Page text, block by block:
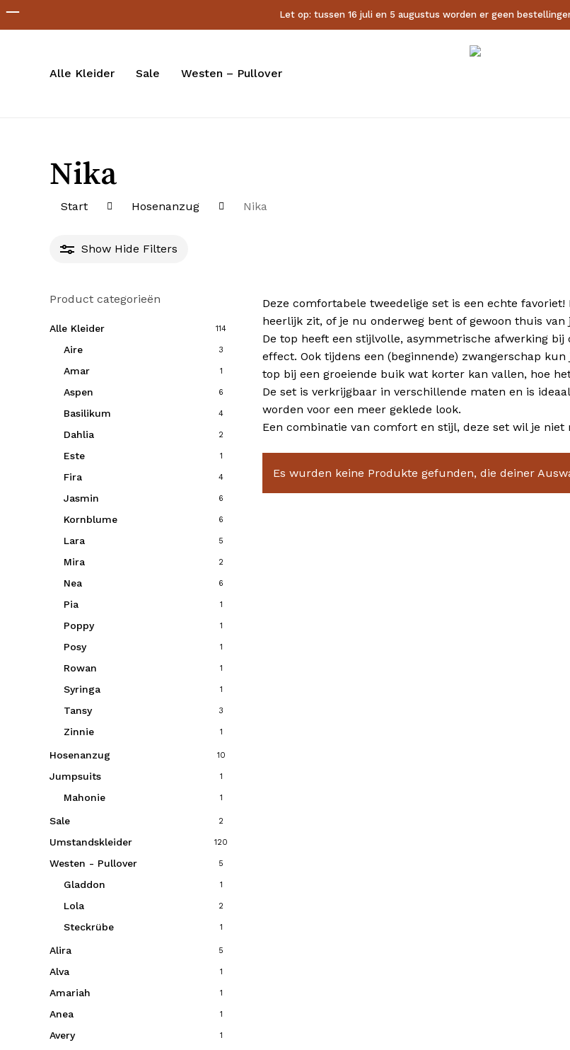
Skip
Let op: tussen 16 juli en 5 augustus worden er geen
Alle Kleider Sale Westen – Pullover
Cart
Close
Nika
Start Hosenanzug Nika
Show Hide Filters
Product categorieën
Alle Kleider 114
Aire 3
Amar 1
Aspen 6
Basilikum 4
Dahlia 2
Este 1
Fira 4
Jasmin 6
Kornblume 6
Lara 5
Mira 2
Nea 6
Pia 1
Poppy 1
Posy 1
Rowan 1
Syringa 1
Tansy 3
Zinnie 1
Hosenanzug 10
Jumpsuits 1
Mahonie 1
Sale 2
Umstandskleider 120
Westen - Pullover 5
Gladdon 1
Lola 2
Steckrübe 1
Alira 5
Alva 1
Amariah 1
Anea 1
Avery 1
Deze comfortabele tweedelige set is een echte
heerlijk zit, of je nu onderweg bent of gewoon thuis van
De top heeft een stijlvolle, asymmetrische afwerking
effect. Ook tijdens een (beginnende) zwangerschap
top bij een groeiende buik wat korter kan vallen, hoe
De set is verkrijgbaar in verschillende maten en is
worden voor een meer geklede look.
Een combinatie van comfort en stijl, deze set wil je niet
Es wurden keine Produkte gefunden, die deiner